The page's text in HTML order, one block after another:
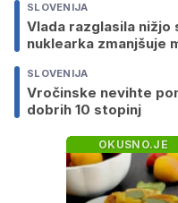
SLOVENIJA
Vlada razglasila
nuklearka zmanjšuje
SLOVENIJA
Vročinske nevihte
dobrih 10 stopinj
OKUSNO.JE